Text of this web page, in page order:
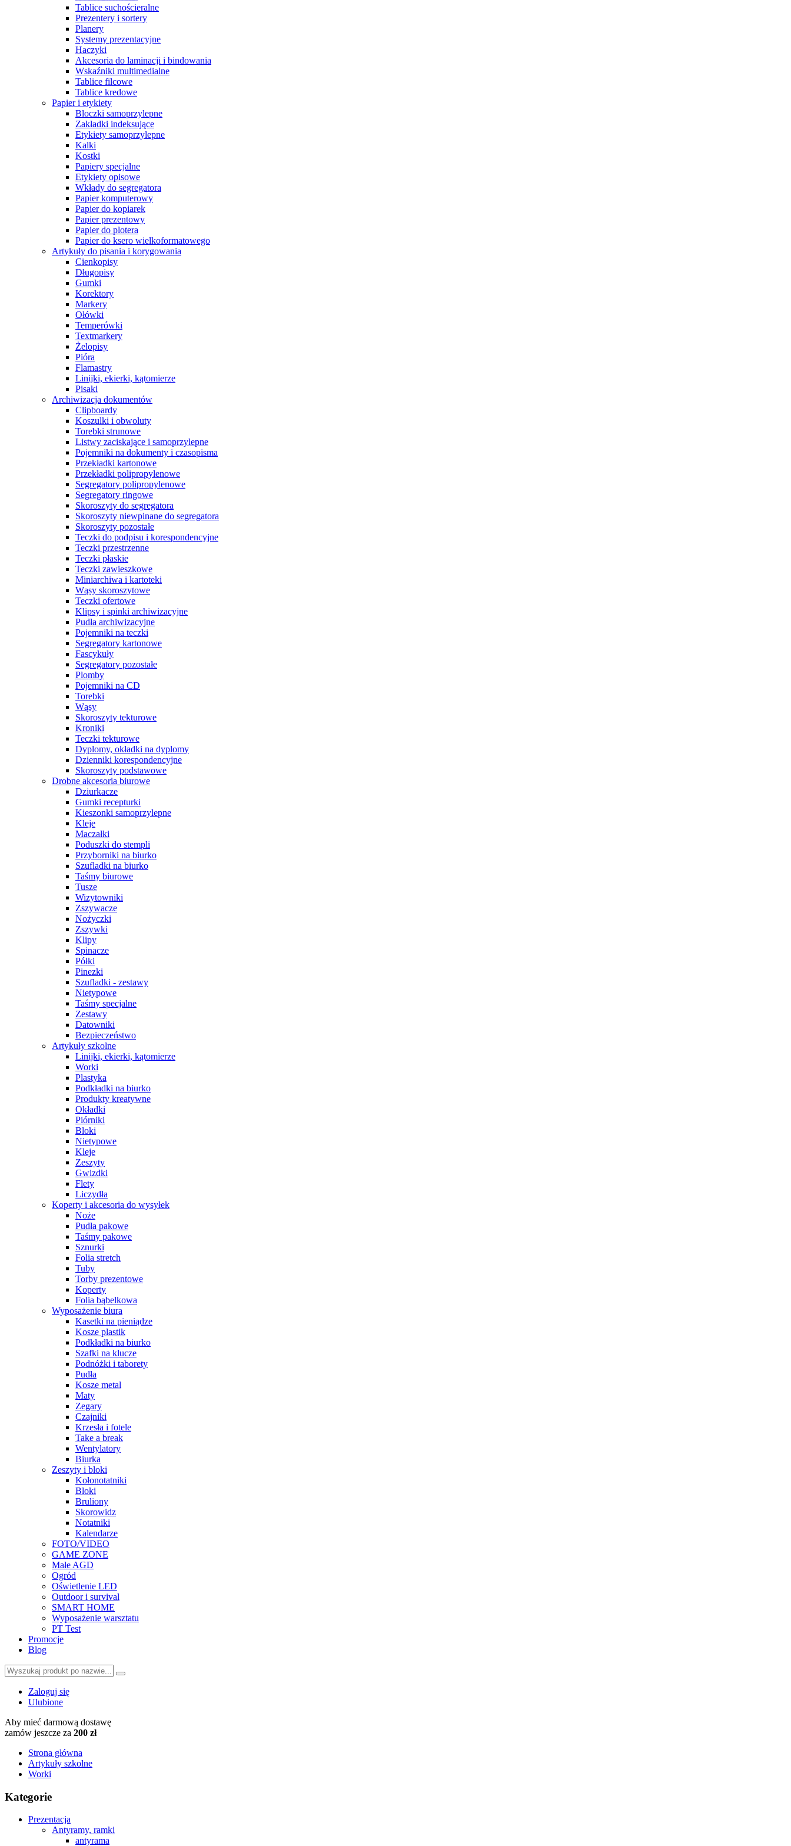
Tablice suchościeralne
Prezentery i sortery
Planery
Systemy prezentacyjne
Haczyki
Akcesoria do laminacji i bindowania
Wskaźniki multimedialne
Tablice filcowe
Tablice kredowe
Papier i etykiety
Bloczki samoprzylepne
Zakładki indeksujące
Etykiety samoprzylepne
Kalki
Kostki
Papiery specjalne
Etykiety opisowe
Wkłady do segregatora
Papier komputerowy
Papier do kopiarek
Papier prezentowy
Papier do plotera
Papier do ksero wielkoformatowego
Artykuły do pisania i korygowania
Cienkopisy
Długopisy
Gumki
Korektory
Markery
Ołówki
Temperówki
Textmarkery
Żelopisy
Pióra
Flamastry
Linijki, ekierki, kątomierze
Pisaki
Archiwizacja dokumentów
Clipboardy
Koszulki i obwoluty
Torebki strunowe
Listwy zaciskające i samoprzylepne
Pojemniki na dokumenty i czasopisma
Przekładki kartonowe
Przekładki polipropylenowe
Segregatory polipropylenowe
Segregatory ringowe
Skoroszyty do segregatora
Skoroszyty niewpinane do segregatora
Skoroszyty pozostałe
Teczki do podpisu i korespondencyjne
Teczki przestrzenne
Teczki płaskie
Teczki zawieszkowe
Miniarchiwa i kartoteki
Wąsy skoroszytowe
Teczki ofertowe
Klipsy i spinki archiwizacyjne
Pudła archiwizacyjne
Pojemniki na teczki
Segregatory kartonowe
Fascykuły
Segregatory pozostałe
Plomby
Pojemniki na CD
Torebki
Wąsy
Skoroszyty tekturowe
Kroniki
Teczki tekturowe
Dyplomy, okładki na dyplomy
Dzienniki korespondencyjne
Skoroszyty podstawowe
Drobne akcesoria biurowe
Dziurkacze
Gumki recepturki
Kieszonki samoprzylepne
Kleje
Maczałki
Poduszki do stempli
Przyborniki na biurko
Szufladki na biurko
Taśmy biurowe
Tusze
Wizytowniki
Zszywacze
Nożyczki
Zszywki
Klipy
Spinacze
Półki
Pinezki
Szufladki - zestawy
Nietypowe
Taśmy specjalne
Zestawy
Datowniki
Bezpieczeństwo
Artykuły szkolne
Linijki, ekierki, kątomierze
Worki
Plastyka
Podkładki na biurko
Produkty kreatywne
Okładki
Piórniki
Bloki
Nietypowe
Kleje
Zeszyty
Gwizdki
Flety
Liczydła
Koperty i akcesoria do wysyłek
Noże
Pudła pakowe
Taśmy pakowe
Sznurki
Folia stretch
Tuby
Torby prezentowe
Koperty
Folia bąbelkowa
Wyposażenie biura
Kasetki na pieniądze
Kosze plastik
Podkładki na biurko
Szafki na klucze
Podnóżki i taborety
Pudła
Kosze metal
Maty
Zegary
Czajniki
Krzesła i fotele
Take a break
Wentylatory
Biurka
Zeszyty i bloki
Kołonotatniki
Bloki
Bruliony
Skorowidz
Notatniki
Kalendarze
FOTO/VIDEO
GAME ZONE
Małe AGD
Ogród
Oświetlenie LED
Outdoor i survival
SMART HOME
Wyposażenie warsztatu
PT Test
Promocje
Blog
Zaloguj się
Ulubione
Aby mieć darmową dostawę
zamów jeszcze za 200 zł
Strona główna
Artykuły szkolne
Worki
Kategorie
Prezentacja
Antyramy, ramki
antyrama